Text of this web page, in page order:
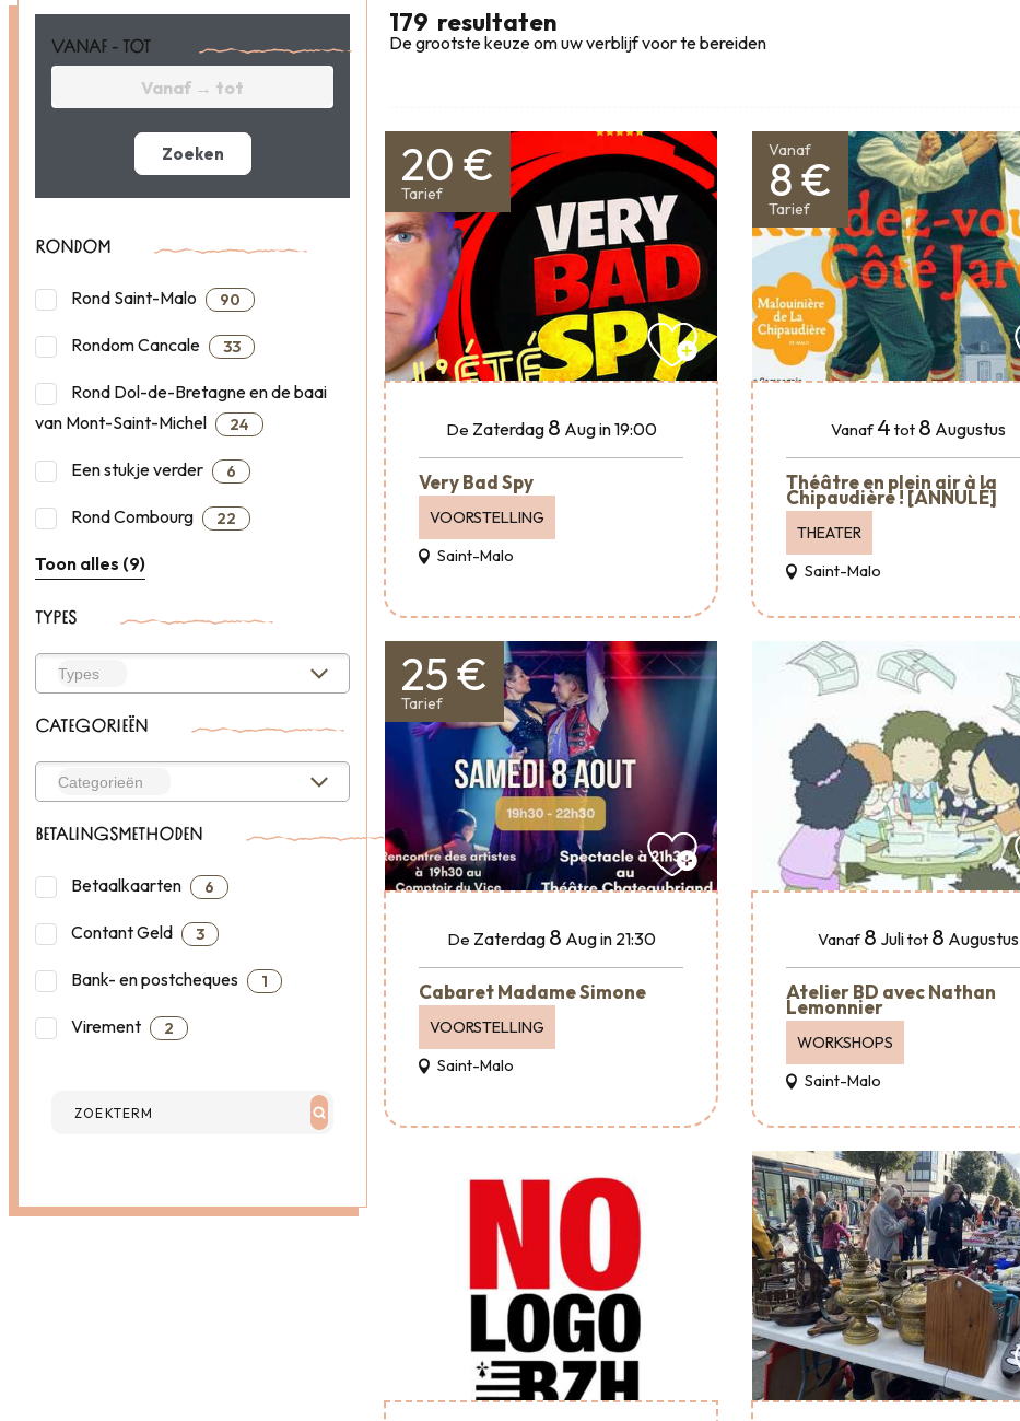
VANAF - TOT
Zoeken
RONDOM
Rond Saint-Malo 90
Rondom Cancale 33
Rond Dol-de-Bretagne en de baai
van Mont-Saint-Michel
24
Een stukje verder 6
Rond Combourg 22
Toon alles (9)
TYPES
CATEGORIEËN
BETALINGSMETHODEN
Betaalkaarten 6
Contant Geld 3
Bank- en postcheques 1
Virement 2
179 resultaten
De grootste keuze om uw verblijf voor te bereiden
20 €
Tarief
De Zaterdag 8 Augin 19:00
Very Bad Spy
VOORSTELLING
Saint-Malo
Vanaf
8 €
Tarief
Vanaf4 tot 8 Augustus
Théâtre en plein air à la
Chipaudière ! [ANNULÉ]
THEATER
Saint-Malo
25 €
Tarief
De Zaterdag 8 Augin 21:30
Cabaret Madame Simone
VOORSTELLING
Saint-Malo
Vanaf 8 Julitot 8 Augustus
Atelier BD avec Nathan
Lemonnier
WORKSHOPS
Saint-Malo